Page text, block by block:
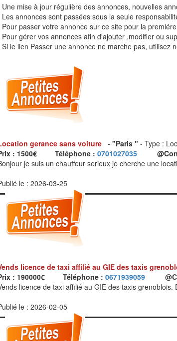
Une mise à jour régulière des annonces, nouvelles
Les annonces sont passées sous la seule
Pour passer votre annonce sur ce site pour la
Pour gérer vos annonces afin d'ajouter ,modifier ou
Si le lien Passer une annonce ne marche pas, utilisez
gerance sans voiture - "Paris " - Type :
: 1500€ Téléphone : 0701027035
je suis un chauffeur serieux je cherche une
le : 2026-03-25
licence de taxi affilié au GIE des taxis
: 190000€ Téléphone : 0671939059
licence de taxi affilié au GIE des taxis
le : 2026-02-05